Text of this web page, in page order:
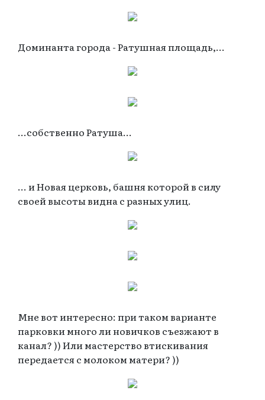
Доминанта города - Ратушная площадь,...
...собственно Ратуша...
... и Новая церковь, башня которой в силу
своей высоты видна с разных улиц.
Мне вот интересно: при таком варианте
парковки много ли новичков съезжают в
канал? )) Или мастерство втискивания
передается с молоком матери? ))